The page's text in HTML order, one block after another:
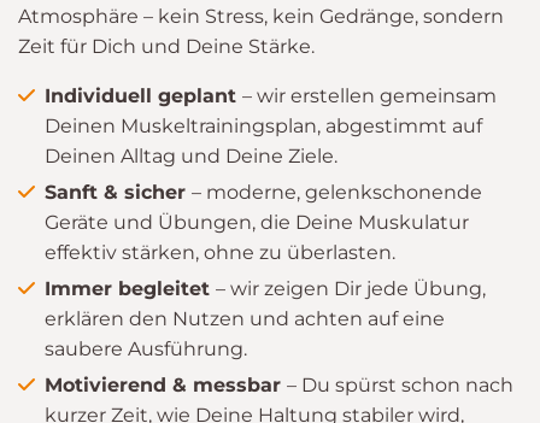
Atmosphäre – kein Stress, kein Gedränge, sondern
Zeit für Dich und Deine Stärke.
Individuell geplant – wir erstellen gemeinsam
Deinen Muskeltrainingsplan, abgestimmt auf
Deinen Alltag und Deine Ziele.
Sanft & sicher – moderne, gelenkschonende
Geräte und Übungen, die Deine Muskulatur
effektiv stärken, ohne zu überlasten.
Immer begleitet – wir zeigen Dir jede Übung,
erklären den Nutzen und achten auf eine
saubere Ausführung.
Motivierend & messbar – Du spürst schon nach
kurzer Zeit, wie Deine Haltung stabiler wird,